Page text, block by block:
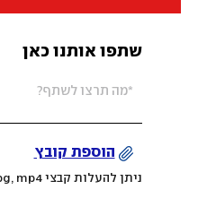
שתפו אותנו כאן
הוספת קובץ
ניתן להעלות קבצי mov, png, jpeg, jpg, mp4 עד 200MB